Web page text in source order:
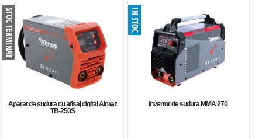
Aparat de sudura cu afisaj digital Almaz
TB-250S
Invertor de sudura MMA 270